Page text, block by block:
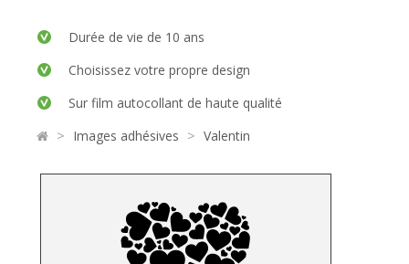
Durée de vie de 10 ans
Choisissez votre propre design
Sur film autocollant de haute qualité
> Images adhésives > Valentin